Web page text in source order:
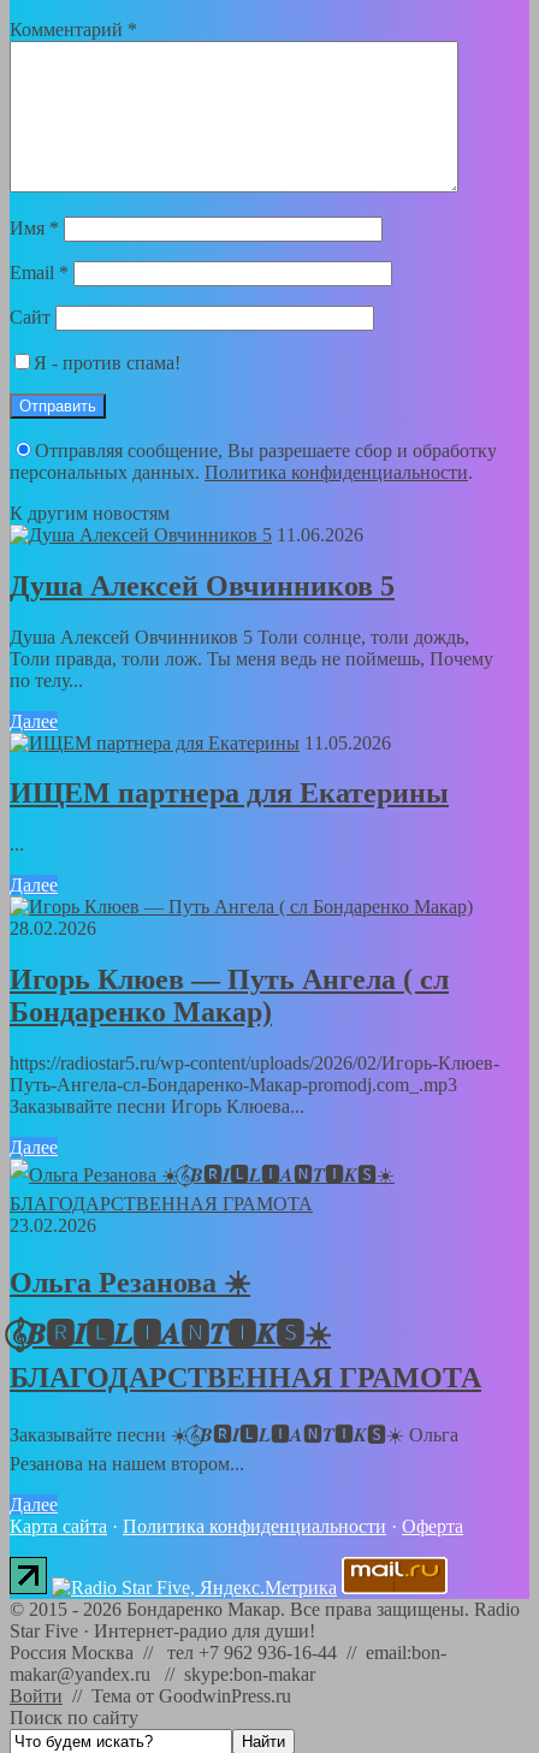
Комментарий *
Имя *
Email *
Сайт
Я - против спама!
Отправляя сообщение, Вы разрешаете сбор и обработку
персональных данных. Политика конфиденциальности.
К другим новостям
11.06.2026
Душа Алексей Овчинников 5
Душа Алексей Овчинников 5 Толи солнце, толи дождь,
Толи правда, толи лож. Ты меня ведь не поймешь, Почему
по телу...
Далее
11.05.2026
ИЩЕМ партнера для Екатерины
...
Далее
28.02.2026
Игорь Клюев — Путь Ангела ( сл
Бондаренко Макар)
https://radiostar5.ru/wp-content/uploads/2026/02/Игорь-Клюев-
Путь-Ангела-сл-Бондаренко-Макар-promodj.com_.mp3
Заказывайте песни Игорь Клюева...
Далее
23.02.2026
Ольга Резанова ☀️
𝄞⃝𝑩🆁𝑰🅻𝑳🅸𝑨🅽𝑻🅸𝑲🆂☀️
БЛАГОДАРСТВЕННАЯ ГРАМОТА
Заказывайте песни ☀️𝄞⃝𝑩🆁𝑰🅻𝑳🅸𝑨🅽𝑻🅸𝑲🆂☀️ Ольга
Резанова на нашем втором...
Далее
Карта сайта · Политика конфиденциальности · Оферта
© 2015 - 2026 Бондаренко Макар. Все права защищены. Radio
Star Five · Интернет-радио для души!
Россия Москва // тел +7 962 936-16-44 // email:bon-
makar@yandex.ru // skype:bon-makar
Войти // Тема от GoodwinPress.ru
Поиск по сайту